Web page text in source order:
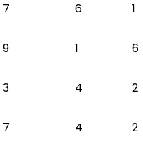
7 6 1
9 1 6
3 4 2
7 4 2